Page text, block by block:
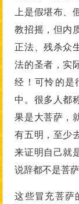
上是假堪布、
教招摇，但内
正法、残杀众
法的圣者，实
经！可怜的是
中。很多人都
果是大菩萨，
有五明，至少
来证明自己就
说辞都不是菩萨
这些冒充菩萨